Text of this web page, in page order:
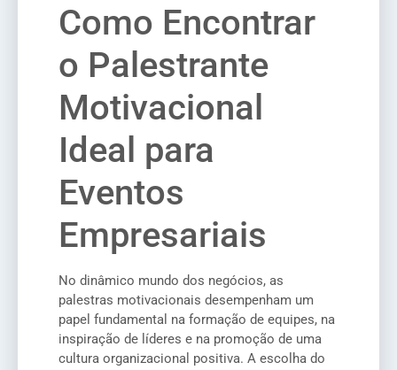
Como Encontrar
o Palestrante
Motivacional
Ideal para
Eventos
Empresariais
No dinâmico mundo dos negócios, as
palestras motivacionais desempenham um
papel fundamental na formação de equipes, na
inspiração de líderes e na promoção de uma
cultura organizacional positiva. A escolha do